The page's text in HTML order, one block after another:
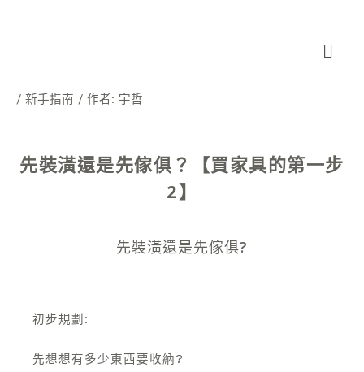
Menu
/ 新手指南 / 作者: 宇哲
先裝潢還是先傢俱？【買家具的第一步
2】
先裝潢還是先傢俱?
初步規劃:
先想想有多少東西要收納?